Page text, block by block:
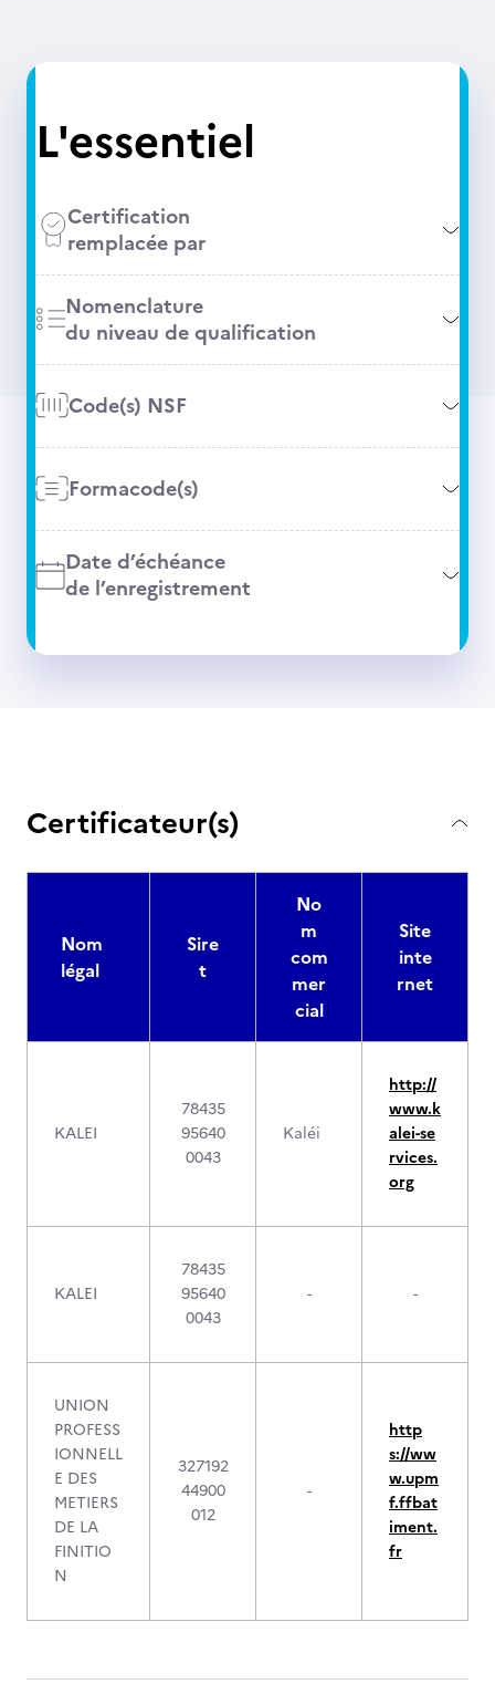
L'essentiel
Certification
remplacée par
Nomenclature
du niveau de qualification
Code(s) NSF
Formacode(s)
Date d’échéance
de l’enregistrement
Certificateur(s)
Nom
légal
Sire
t
No
m
com
mer
cial
Site
inte
rnet
KALEI
78435
95640
0043
Kaléi
http://
www.k
alei-se
rvices.
org
KALEI
78435
95640
0043
- -
UNION
PROFESS
IONNELL
E DES
METIERS
DE LA
FINITIO
N
327192
44900
012
-
http
s://ww
w.upm
f.ffbat
iment.
fr